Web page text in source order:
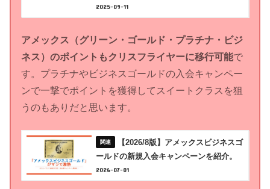
2025-09-11
アメックス（グリーン・ゴールド・プラチナ・ビジ
ネス）のポイントもクリスフライヤーに移行可能で
す。プラチナやビジネスゴールドの入会キャンペー
ンで一撃でポイントを獲得してスイートクラスを狙
うのもありだと思います。
【2026/8版】アメックスビジネスゴ
ールドの新規入会キャンペーンを紹介。
2026-07-01